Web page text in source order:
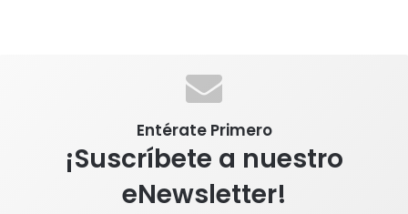
Entérate Primero
¡Suscríbete a nuestro
eNewsletter!